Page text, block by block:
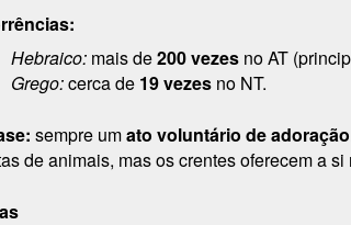
Hebraico: mais de200 vezes no AT
Grego:cerca de 19 vezes no NT.
sempre umato voluntário de adoração
de animais, mas os crentes oferecem a